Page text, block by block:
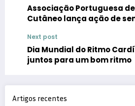
Associação Portuguesa
Cutâneo lança ação de
Next post
Dia Mundial do Ritmo
juntos para um bom ritmo
Artigos recentes